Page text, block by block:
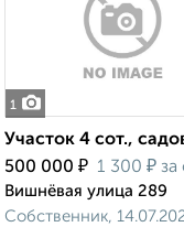
1
Участок 4 сот.,
500 000 ₽ 1 300 ₽ за
Вишнёвая улица 289
Собственник,